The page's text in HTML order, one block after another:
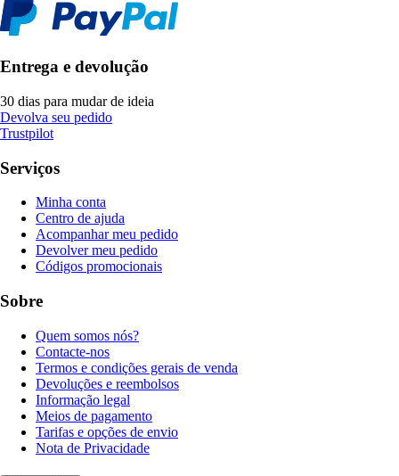
Entrega e devolução
30 dias para mudar de ideia
Devolva seu pedido
Trustpilot
Serviços
Minha conta
Centro de ajuda
Acompanhar meu pedido
Devolver meu pedido
Códigos promocionais
Sobre
Quem somos nós?
Contacte-nos
Termos e condições gerais de venda
Devoluções e reembolsos
Informação legal
Meios de pagamento
Tarifas e opções de envio
Nota de Privacidade